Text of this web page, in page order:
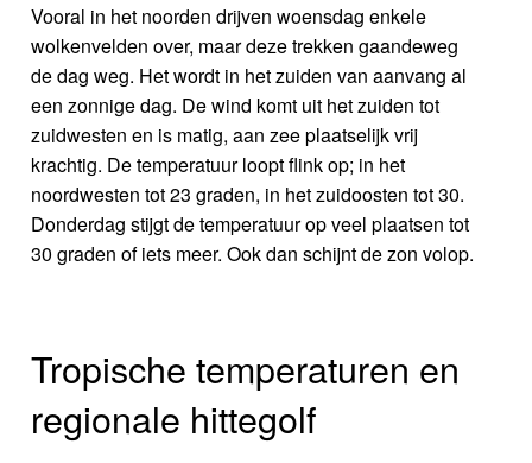
Vooral in het noorden drijven woensdag enkele
wolkenvelden over, maar deze trekken gaandeweg
de dag weg. Het wordt in het zuiden van aanvang al
een zonnige dag. De wind komt uit het zuiden tot
zuidwesten en is matig, aan zee plaatselijk vrij
krachtig. De temperatuur loopt flink op; in het
noordwesten tot 23 graden, in het zuidoosten tot 30.
Donderdag stijgt de temperatuur op veel plaatsen tot
30 graden of iets meer. Ook dan schijnt de zon volop.
Tropische temperaturen en
regionale hittegolf